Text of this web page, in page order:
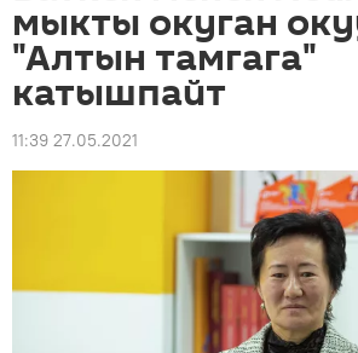
мыкты окуган
"Алтын тамгага"
катышпайт
11:39 27.05.2021